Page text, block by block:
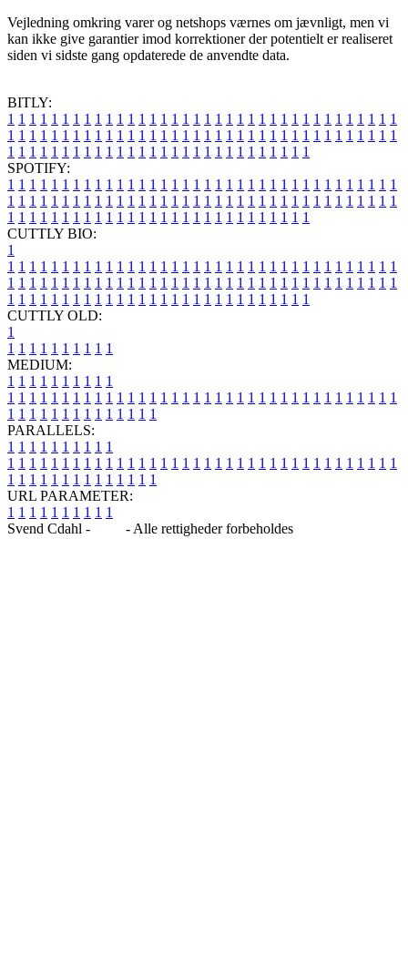
Vejledning omkring varer og netshops værnes om jævnligt, men vi
kan ikke give garantier imod korrektioner der potentielt er realiseret
siden vi sidste gang opdaterede de anvendte data.
BITLY:
1 1 1 1 1 1 1 1 1 1 1 1 1 1 1 1 1 1 1 1 1 1 1 1 1 1 1 1 1 1 1 1 1 1 1 1
1 1 1 1 1 1 1 1 1 1 1 1 1 1 1 1 1 1 1 1 1 1 1 1 1 1 1 1 1 1 1 1 1 1 1 1
1 1 1 1 1 1 1 1 1 1 1 1 1 1 1 1 1 1 1 1 1 1 1 1 1 1 1 1
SPOTIFY:
1 1 1 1 1 1 1 1 1 1 1 1 1 1 1 1 1 1 1 1 1 1 1 1 1 1 1 1 1 1 1 1 1 1 1 1
1 1 1 1 1 1 1 1 1 1 1 1 1 1 1 1 1 1 1 1 1 1 1 1 1 1 1 1 1 1 1 1 1 1 1 1
1 1 1 1 1 1 1 1 1 1 1 1 1 1 1 1 1 1 1 1 1 1 1 1 1 1 1 1
CUTTLY BIO:
1
1 1 1 1 1 1 1 1 1 1 1 1 1 1 1 1 1 1 1 1 1 1 1 1 1 1 1 1 1 1 1 1 1 1 1 1
1 1 1 1 1 1 1 1 1 1 1 1 1 1 1 1 1 1 1 1 1 1 1 1 1 1 1 1 1 1 1 1 1 1 1 1
1 1 1 1 1 1 1 1 1 1 1 1 1 1 1 1 1 1 1 1 1 1 1 1 1 1 1 1
CUTTLY OLD:
1
1 1 1 1 1 1 1 1 1 1
MEDIUM:
1 1 1 1 1 1 1 1 1 1
1 1 1 1 1 1 1 1 1 1 1 1 1 1 1 1 1 1 1 1 1 1 1 1 1 1 1 1 1 1 1 1 1 1 1 1
1 1 1 1 1 1 1 1 1 1 1 1 1 1
PARALLELS:
1 1 1 1 1 1 1 1 1 1
1 1 1 1 1 1 1 1 1 1 1 1 1 1 1 1 1 1 1 1 1 1 1 1 1 1 1 1 1 1 1 1 1 1 1 1
1 1 1 1 1 1 1 1 1 1 1 1 1 1
URL PARAMETER:
1 1 1 1 1 1 1 1 1 1
Svend Cdahl -
- Alle rettigheder forbeholdes